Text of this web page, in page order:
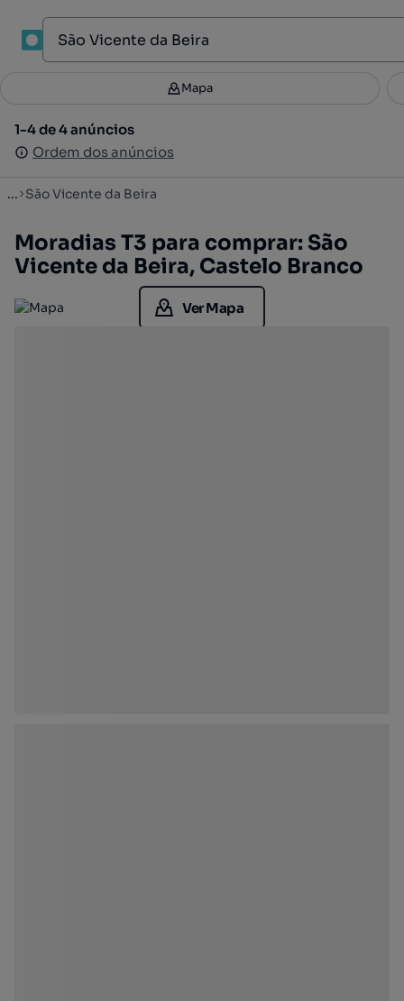
Filtros 3
1-4 de 4 anúncios
Ordem dos anúncios
Mapa
1-4 de 4 anúncios
Ordem dos anúncios
... São Vicente da Beira
Moradias T3 para comprar: São
Vicente da Beira, Castelo Branco
Ver Mapa